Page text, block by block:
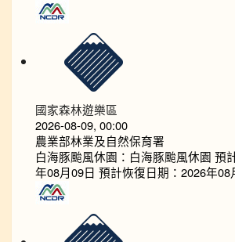
國家森林遊樂區
2026-08-09, 00:00
農業部林業及自然保育署
白海豚颱風休園：白海豚颱風休園 預
年08月09日 預計恢復日期：2026年08